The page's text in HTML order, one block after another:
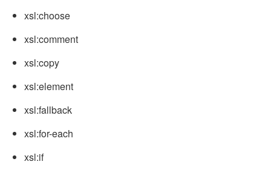
xsl:choose
xsl:comment
xsl:copy
xsl:element
xsl:fallback
xsl:for-each
xsl:if